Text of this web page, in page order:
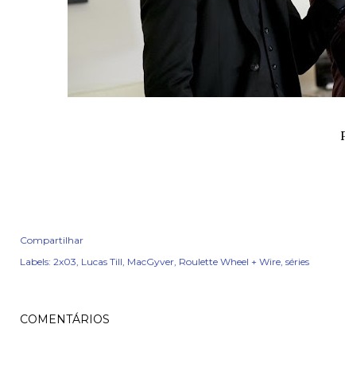
Compartilhar
Labels: 2x03 Lucas Till MacGyver Roulette Wheel + Wire séries
COMENTÁRIOS